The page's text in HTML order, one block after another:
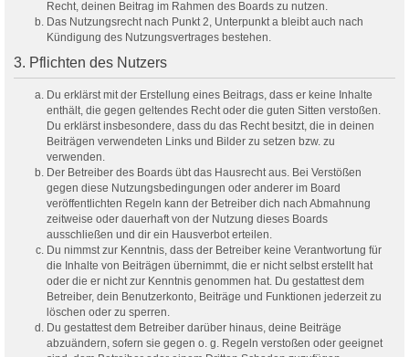
Recht, deinen Beitrag im Rahmen des Boards zu nutzen.
Das Nutzungsrecht nach Punkt 2, Unterpunkt a bleibt auch nach
Kündigung des Nutzungsvertrages bestehen.
3. Pflichten des Nutzers
Du erklärst mit der Erstellung eines Beitrags, dass er keine Inhalte
enthält, die gegen geltendes Recht oder die guten Sitten verstoßen.
Du erklärst insbesondere, dass du das Recht besitzt, die in deinen
Beiträgen verwendeten Links und Bilder zu setzen bzw. zu
verwenden.
Der Betreiber des Boards übt das Hausrecht aus. Bei Verstößen
gegen diese Nutzungsbedingungen oder anderer im Board
veröffentlichten Regeln kann der Betreiber dich nach Abmahnung
zeitweise oder dauerhaft von der Nutzung dieses Boards
ausschließen und dir ein Hausverbot erteilen.
Du nimmst zur Kenntnis, dass der Betreiber keine Verantwortung für
die Inhalte von Beiträgen übernimmt, die er nicht selbst erstellt hat
oder die er nicht zur Kenntnis genommen hat. Du gestattest dem
Betreiber, dein Benutzerkonto, Beiträge und Funktionen jederzeit zu
löschen oder zu sperren.
Du gestattest dem Betreiber darüber hinaus, deine Beiträge
abzuändern, sofern sie gegen o. g. Regeln verstoßen oder geeignet